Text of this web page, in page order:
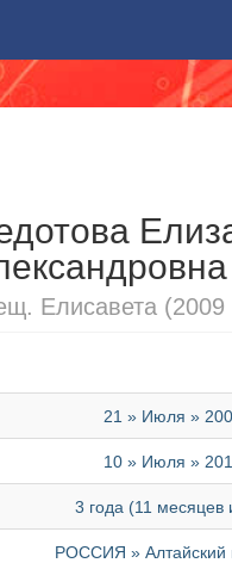
Елисавета (2009
21 » Июля »
10 » Июля »
3 года (11 месяцев
РОССИЯ » Алтайский